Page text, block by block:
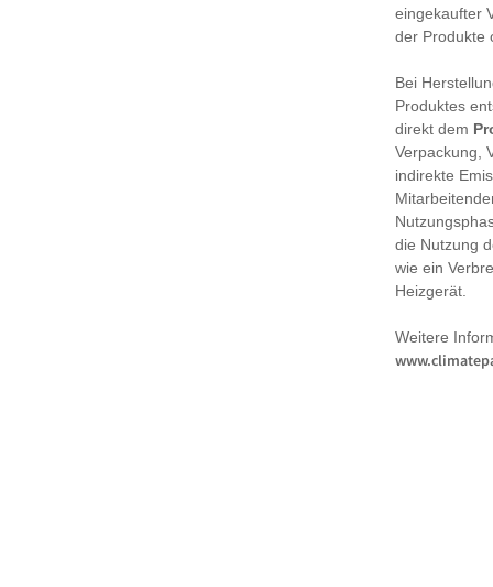
eingekaufter
der Produkte
Bei
Produktes
direkt dem
Verpackung,
indirekte
die Nutzung
wie ein
Heizgerät.
Weitere